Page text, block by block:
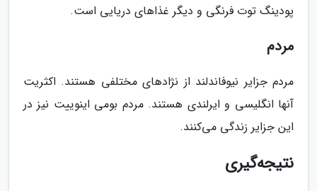
پودینگ توت فرنگی و دیگر غذاهای دریایی است.
مردم
مردم جزایر نیوفاندلند از نژادهای مختلفی هستند. اکثریت
آنها انگلیسی و ایرلندی هستند. مردم بومی اینوییت نیز در
این جزایر زندگی می‌کنند.
نتیجه‌گیری